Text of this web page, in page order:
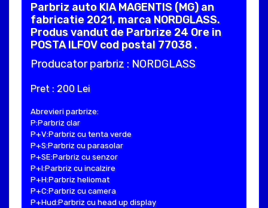
Parbriz auto KIA MAGENTIS (MG) an
fabricatie 2021, marca NORDGLASS.
Produs vandut de Parbrize 24 Ore in
POSTA ILFOV cod postal 77038 .
Producator parbriz : NORDGLASS
Pret : 200 Lei
Abrevieri parbrize:
P:Parbriz clar
P+V:Parbriz cu tenta verde
P+S:Parbriz cu parasolar
P+SE:Parbriz cu senzor
P+I:Parbriz cu incalzire
P+H:Parbriz heliomat
P+C:Parbriz cu camera
P+Hud:Parbriz cu head up display